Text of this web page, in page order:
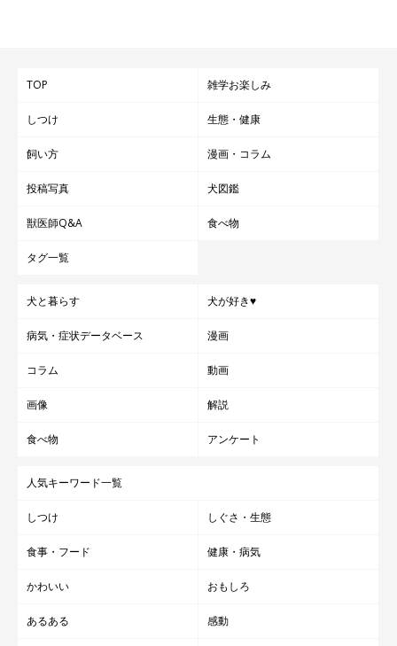
TOP 雑学お楽しみ
しつけ 生態・健康
飼い方 漫画・コラム
投稿写真 犬図鑑
獣医師Q&A 食べ物
タグ一覧
犬と暮らす 犬が好き♥
病気・症状データベース 漫画
コラム 動画
画像 解説
食べ物 アンケート
人気キーワード一覧
しつけ しぐさ・生態
食事・フード 健康・病気
かわいい おもしろ
あるある 感動